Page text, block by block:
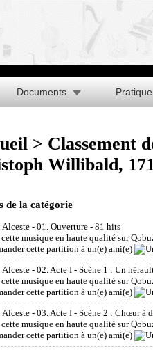
Documents Pratique
> Classement
Willibald,
de la catégorie
- 01. Ouverture- 81 hits
- 02. Acte I - Scène 1 : Un
- 03. Acte I - Scène 2 : Chœur à